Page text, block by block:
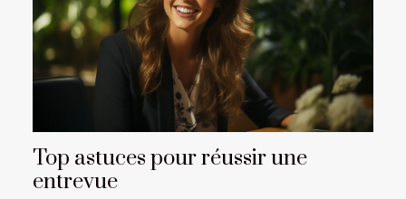
Top astuces pour réussir une
entrevue